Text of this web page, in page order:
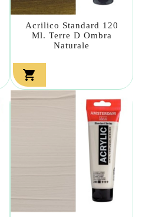
Acrilico Standard 120
Ml. Terre D Ombra
Naturale
